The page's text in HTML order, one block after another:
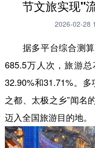
国际 财经
科技 科创
文化 书画
法律 中央文件
食品 人居
节文旅实现"
2026-02-28
据多平台综合测算
685.5万人次，旅游
32.90%和31.71%。
之都、太极之乡”闻名
迈入全国旅游目的